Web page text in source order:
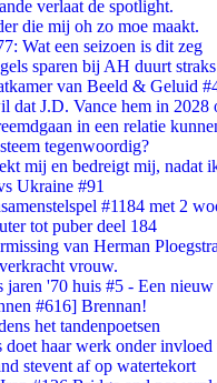
verlaat de spotlight.
die mij oh zo moe maakt.
Wat een seizoen is dit zeg
sparen bij AH duurt
van Beeld & Geluid
dat J.D. Vance hem in 2028
in een relatie
tegenwoordig?
mij en bedreigt mij, nadat
Ukraine #91
#1184 met 2
tot puber deel 184
van Herman Ploegstra
vrouw.
jaren '70 huis #5 - Een nieuw
#616] Brennan!
het tandenpoetsen
doet haar werk onder
stevent af op watertekort